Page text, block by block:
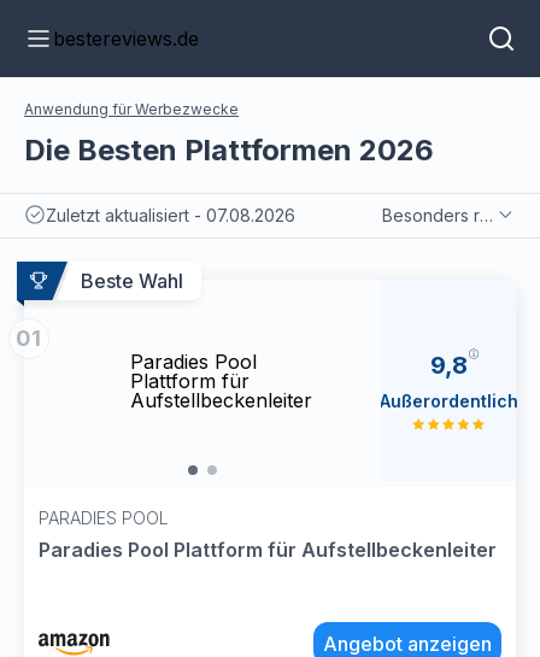
bestereviews.de
Anwendung für Werbezwecke
Die Besten Plattformen 2026
Zuletzt aktualisiert - 07.08.2026 Besonders relevant
Beste Wahl
01
Paradies Pool
Plattform für
Aufstellbeckenleiter
PARADIES POOL
Paradies Pool Plattform für Aufstellbeckenleiter
9,8
Außerordentlich
Angebot anzeigen